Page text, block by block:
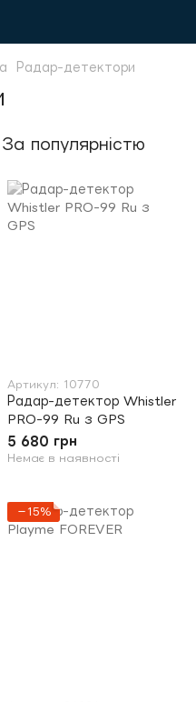
Радар-детектори
За популярністю
Артикул: 10770
Радар-детектор Whistler
PRO-99 Ru з GPS
5 680 грн
Немає в наявності
−15%